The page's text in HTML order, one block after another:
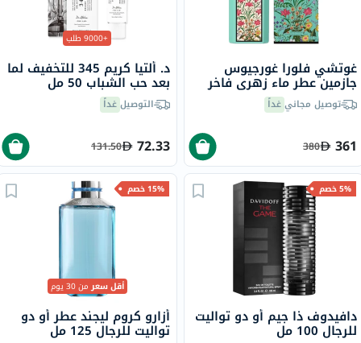
غوتشي فلورا غورجيوس
جازمين عطر ماء زهري فاخر
للنساء 100 مل
توصيل مجانيغداً
361
380
+9000 طلب
د. ألتيا كريم 345 للتخفيف لما
بعد حب الشباب 50 مل
التوصيلغداً
72.33
131.50
5% خصم
دافيدوف ذا جيم أو دو تواليت
للرجال 100 مل
15% خصم
أقل سعرمن 30 يوم
أزارو كروم ليجند عطر أو دو
تواليت للرجال 125 مل